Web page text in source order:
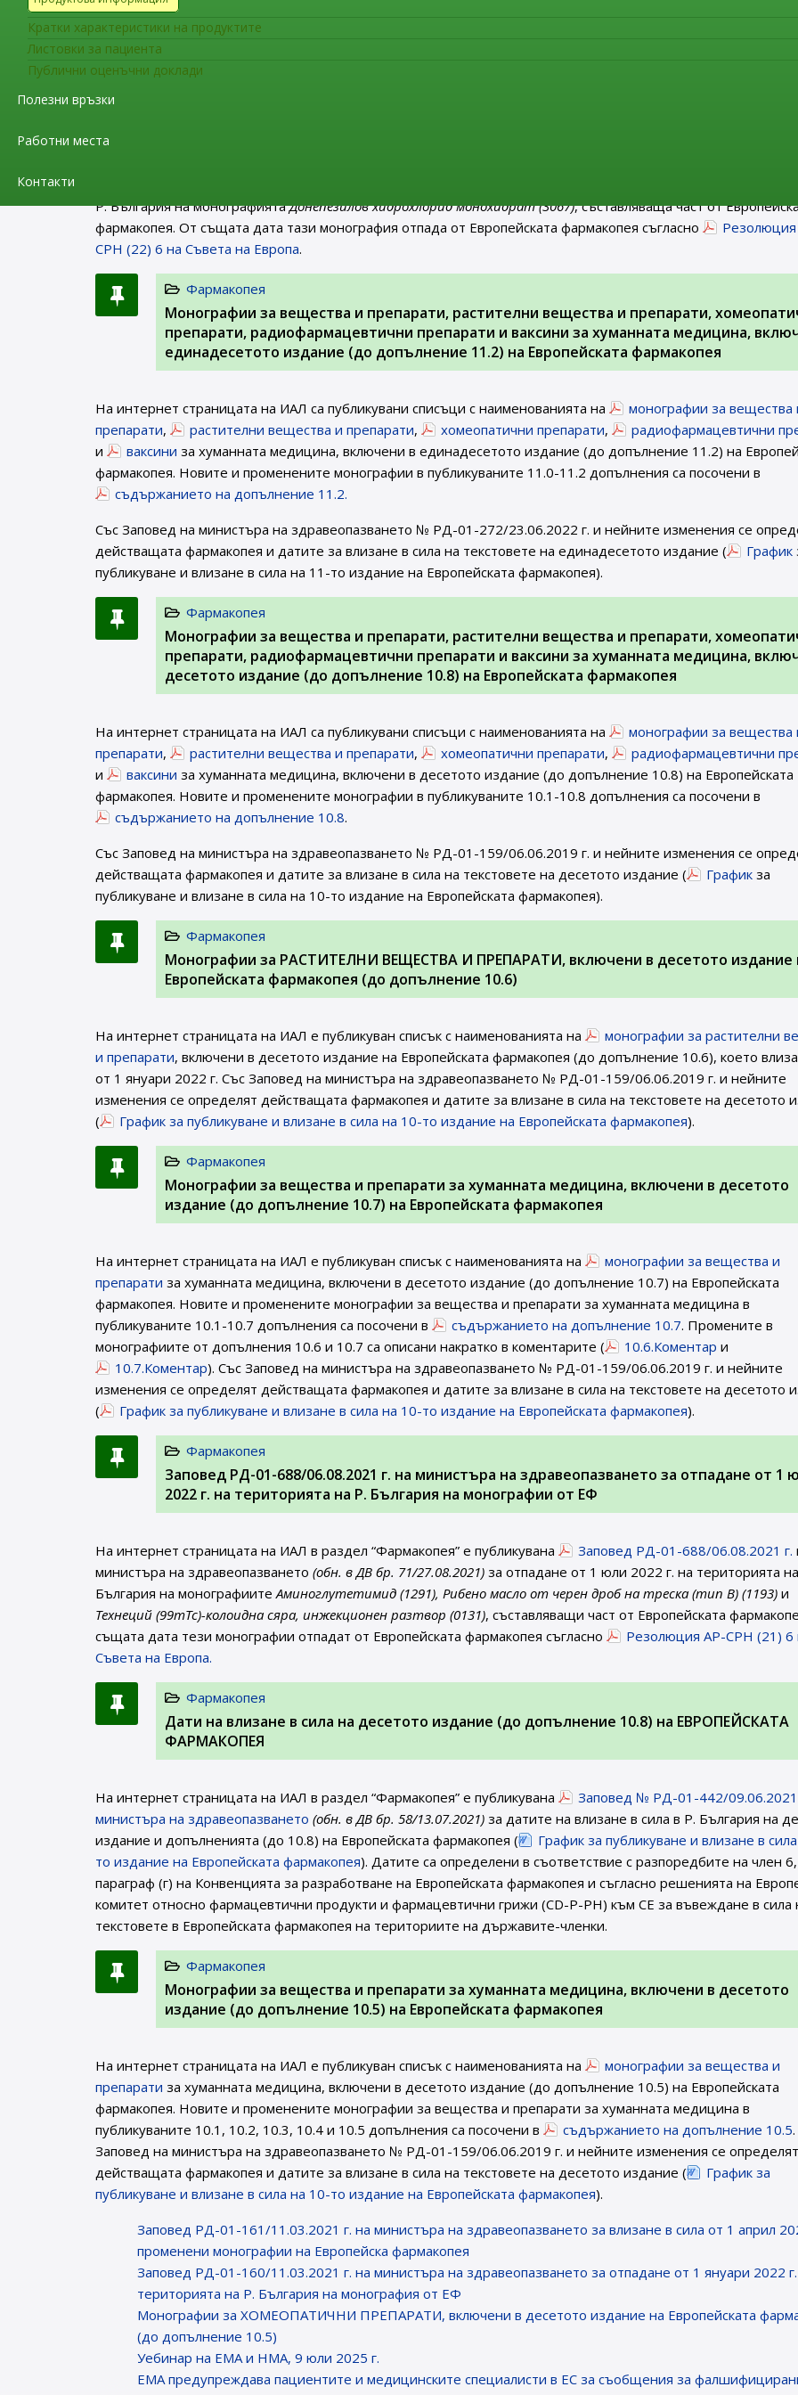
Кратки характеристики на продуктите
Листовки за пациента
Публични оценъчни доклади
Полезни връзки
Работни места
Контакти
отпада от Европейската фармакопея съгласно
Фармакопея
Р. България на монографиятаДонепезилов хидрохлорид монохидрат (3067), съставляваща част от
фармакопея. От същата дата тази монография отпада от Европейската фармакопея съгласно
Резолюция
CPH (22) 6 на Съвета на Европа.
Фармакопея
Монографии за вещества и препарати, растителни вещества и препарати,
препарати, радиофармацевтични препарати и ваксини за хуманната медицина,
единадесетото издание (до допълнение 11.2) на Европейската фармакопея
На интернет страницата на ИАЛ са публикувани списъци с наименованията на
монографии за вещества
препарати, растителни вещества и препарати, хомеопатични препарати,
радиофармацевтични
и
ваксини за хуманната медицина, включени в единадесетото издание (до допълнение 11.2) на
фармакопея. Новите и променените монографии в публикуваните 11.0-11.2 допълнения са посочени в
съдържанието на допълнение 11.2.
Със Заповед на министъра на здравеопазването № РД-01-272/23.06.2022 г. и нейните изменения се
действащата фармакопея и датите за влизане в сила на текстовете на единадесетото издание (
График
публикуване и влизане в сила на 11-то издание на Европейската фармакопея).
Фармакопея
Монографии за вещества и препарати, растителни вещества и препарати,
препарати, радиофармацевтични препарати и ваксини за хуманната медицина,
десетото издание (до допълнение 10.8) на Европейската фармакопея
На интернет страницата на ИАЛ са публикувани списъци с наименованията на
монографии за вещества
препарати, растителни вещества и препарати, хомеопатични препарати,
радиофармацевтични
и
ваксини за хуманната медицина, включени в десетото издание (до допълнение 10.8) на Европейската
фармакопея. Новите и променените монографии в публикуваните 10.1-10.8 допълнения са посочени в
съдържанието на допълнение 10.8.
Със Заповед на министъра на здравеопазването № РД-01-159/06.06.2019 г. и нейните изменения се
действащата фармакопея и датите за влизане в сила на текстовете на десетото издание (
График за
публикуване и влизане в сила на 10-то издание на Европейската фармакопея).
Фармакопея
Монографии за РАСТИТЕЛНИ ВЕЩЕСТВА И ПРЕПАРАТИ, включени в десетото издание
Европейската фармакопея (до допълнение 10.6)
На интернет страницата на ИАЛ e публикуван списък с наименованията на
монографии за растителни
и препарати, включени в десетото издание на Европейската фармакопея (до допълнение 10.6), което
от 1 януари 2022 г. Със Заповед на министъра на здравеопазването № РД-01-159/06.06.2019 г. и нейните
изменения се определят действащата фармакопея и датите за влизане в сила на текстовете на десетото
(
График за публикуване и влизане в сила на 10-то издание на Европейската фармакопея).
Фармакопея
Монографии за вещества и препарати за хуманната медицина, включени в десетото
издание (до допълнение 10.7) на Европейската фармакопея
На интернет страницата на ИАЛ e публикуван списък с наименованията на
монографии за вещества и
препарати за хуманната медицина, включени в десетото издание (до допълнение 10.7) на Европейската
фармакопея. Новите и променените монографии за вещества и препарати за хуманната медицина в
публикуваните 10.1-10.7 допълнения са посочени в
съдържанието на допълнение 10.7. Промените в
монографиите от допълнения 10.6 и 10.7 са описани накратко в коментарите (
10.6.Коментар и
10.7.Коментар). Със Заповед на министъра на здравеопазването № РД-01-159/06.06.2019 г. и нейните
изменения се определят действащата фармакопея и датите за влизане в сила на текстовете на десетото
(
График за публикуване и влизане в сила на 10-то издание на Европейската фармакопея).
Фармакопея
Заповед РД-01-688/06.08.2021 г. на министъра на здравеопазването за отпадане от 1
2022 г. на територията на Р. България на монографии от ЕФ
На интернет страницата на ИАЛ в раздел “Фармакопея” е публикувана Заповед РД-01-688/06.08.2021 г.
министъра на здравеопазването (обн. в ДВ бр. 71/27.08.2021) за отпадане от 1 юли 2022 г. на територията
България на монографиитеАминоглутетимид (1291), Рибено масло от черен дроб на треска (тип В) (1193) и
Технеций (99mTc)-колоидна сяра, инжекционен разтвор (0131), съставляващи част от Европейската
същата дата тези монографии отпадат от Европейската фармакопея съгласно
Резолюция AP-CPH (21) 6
Съвета на Европа.
Фармакопея
Дати на влизане в сила на десетото издание (до допълнение 10.8) на ЕВРОПЕЙСКАТА
ФАРМАКОПЕЯ
На интернет страницата на ИАЛ в раздел “Фармакопея” е публикувана
Заповед № РД-01-442/09.06.2021
министъра на здравеопазването (обн. в ДВ бр. 58/13.07.2021) за датите на влизане в сила в Р. България на
издание и допълненията (до 10.8) на Европейската фармакопея (
График за публикуване и влизане в
то издание на Европейската фармакопея). Датите са определени в съответствие с разпоредбите на член 6,
параграф (г) на Конвенцията за разработване на Европейската фармакопея и съгласно решенията на
комитет относно фармацевтични продукти и фармацевтични грижи (CD-P-PH) към СЕ за въвеждане в сила
текстовете в Европейската фармакопея на териториите на държавите-членки.
Фармакопея
Монографии за вещества и препарати за хуманната медицина, включени в десетото
издание (до допълнение 10.5) на Европейската фармакопея
На интернет страницата на ИАЛ e публикуван списък с наименованията на
монографии за вещества и
препарати за хуманната медицина, включени в десетото издание (до допълнение 10.5) на Европейската
фармакопея. Новите и променените монографии за вещества и препарати за хуманната медицина в
публикуваните 10.1, 10.2, 10.3, 10.4 и 10.5 допълнения са посочени в
съдържанието на допълнение 10.5
Заповед на министъра на здравеопазването № РД-01-159/06.06.2019 г. и нейните изменения се определят
действащата фармакопея и датите за влизане в сила на текстовете на десетото издание (
График за
публикуване и влизане в сила на 10-то издание на Европейската фармакопея).
Заповед РД-01-161/11.03.2021 г. на министъра на здравеопазването за влизане в сила от 1 април
променени монографии на Европейска фармакопея
Заповед РД-01-160/11.03.2021 г. на министъра на здравеопазването за отпадане от 1 януари 2022
територията на Р. България на монография от ЕФ
Монографии за ХОМЕОПАТИЧНИ ПРЕПАРАТИ, включени в десетото издание на Европейската
(до допълнение 10.5)
Уебинар на ЕМА и НМА, 9 юли 2025 г.
EMA предупреждава пациентите и медицинските специалисти в ЕС за съобщения за